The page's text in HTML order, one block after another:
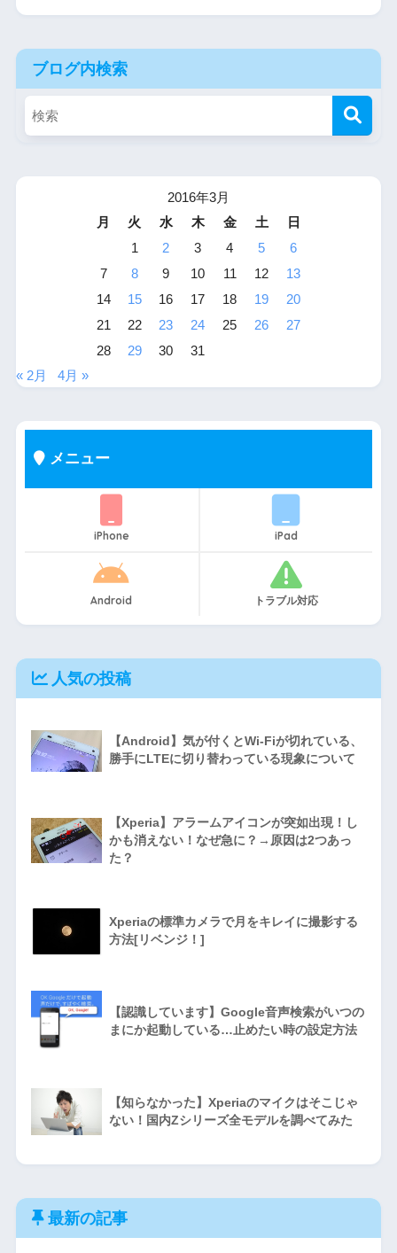
ブログ内検索
2016年3月
月
火 水 木 金 土
日
1
2 3 4 5
6
7
8 9 10 11 12
13
14
15 16 17 18 19
20
21
22 23 24 25 26
27
28
29 30
31
« 2月
4月 »
メニュー
iPhone iPad
Android トラブル対応
人気の投稿
【Android】気が付くとWi-Fiが切れている、
勝手にLTEに切り替わっている現象について
【Xperia】アラームアイコンが突如出現！し
かも消えない！なぜ急に？→原因は2つあっ
た？
Xperiaの標準カメラで月をキレイに撮影する
方法[リベンジ！]
【認識しています】Google音声検索がいつの
まにか起動している…止めたい時の設定方法
【知らなかった】Xperiaのマイクはそこじゃ
ない！国内Zシリーズ全モデルを調べてみた
最新の記事